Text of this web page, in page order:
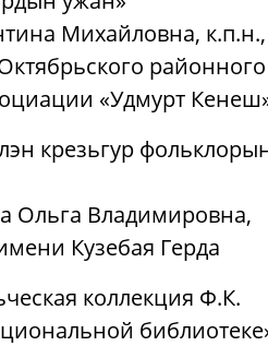
Михайловна, к.п.н.,
районного
«Удмурт
крезьгур
Ольга Владимировна,
Кузебая Герда
коллекция Ф.К.